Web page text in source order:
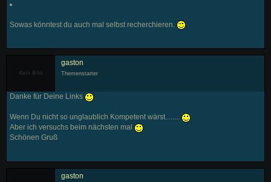
Sowas könntest du auch mal selbst recherchieren.
gaston
Themenstarter
Danke für Deine Links
Wenn Du nicht so unglaublich Kompetent wärst........
Aber ich versuchs beim nächsten mal
Schönen Gruß
gaston